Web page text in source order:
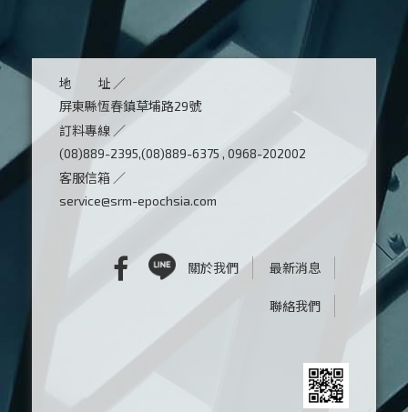
地 址 ／
屏東縣恆春鎮草埔路29號
訂料專線 ／
(08)889-2395,(08)889-6375 , 0968-202002
客服信箱 ／
service@srm-epochsia.com
關於我們 最新消息
聯絡我們